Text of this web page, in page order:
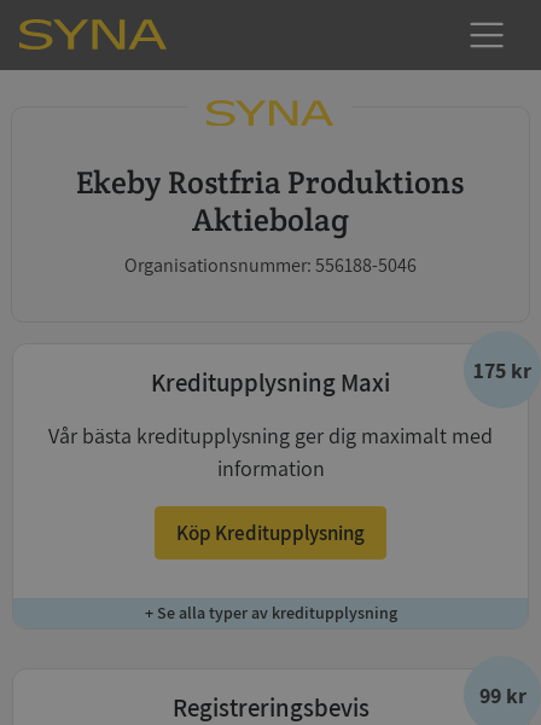
Ekeby Rostfria Produktions
Aktiebolag
Organisationsnummer: 556188-5046
175 kr
Kreditupplysning Maxi
Vår bästa kreditupplysning ger dig maximalt med
information
Köp Kreditupplysning
+ Se alla typer av kreditupplysning
99 kr
Registreringsbevis